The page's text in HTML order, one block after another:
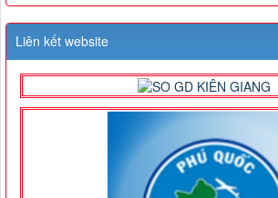
Liên kết website